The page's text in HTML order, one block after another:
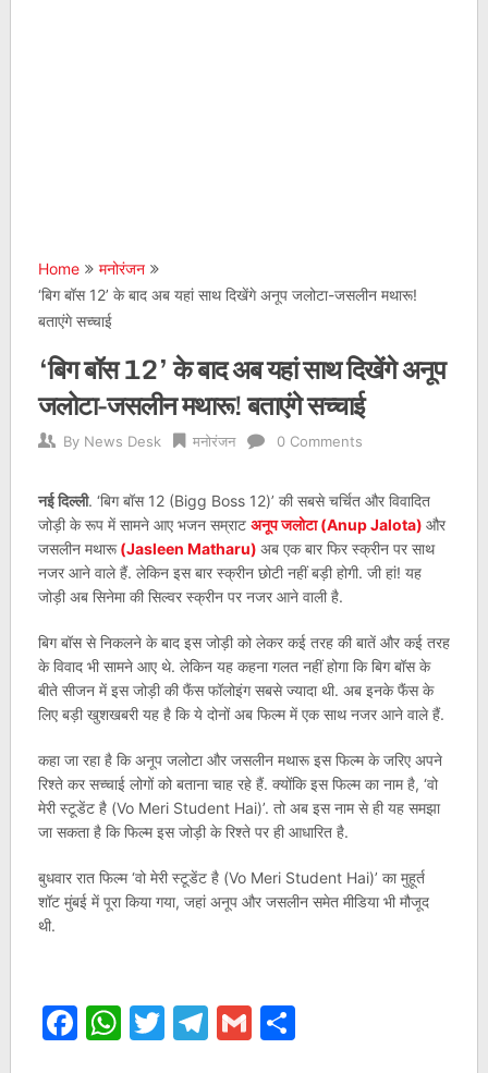
Home
मनोरंजन
‘बिग बॉस 12’ के बाद अब यहां साथ दिखेंगे अनूप जलोटा-जसलीन मथारू!
बताएंगे सच्चाई
‘बिग बॉस 12’ के बाद अब यहां साथ दिखेंगे अनूप
जलोटा-जसलीन मथारू! बताएंगे सच्चाई
By News Desk मनोरंजन 0 Comments
नई दिल्ली. ‘बिग बॉस 12 (Bigg Boss 12)’ की सबसे चर्चित और विवादित
जोड़ी के रूप में सामने आए भजन सम्राट अनूप जलोटा (Anup Jalota) और
जसलीन मथारू(Jasleen Matharu) अब एक बार फिर स्क्रीन पर साथ
नजर आने वाले हैं. लेकिन इस बार स्क्रीन छोटी नहीं बड़ी होगी. जी हां! यह
जोड़ी अब सिनेमा की सिल्वर स्क्रीन पर नजर आने वाली है.
बिग बॉस से निकलने के बाद इस जोड़ी को लेकर कई तरह की बातें और कई तरह
के विवाद भी सामने आए थे. लेकिन यह कहना गलत नहीं होगा कि बिग बॉस के
बीते सीजन में इस जोड़ी की फैंस फॉलोइंग सबसे ज्यादा थी. अब इनके फैंस के
लिए बड़ी खुशखबरी यह है कि ये दोनों अब फिल्म में एक साथ नजर आने वाले हैं.
कहा जा रहा है कि अनूप जलोटा और जसलीन मथारू इस फिल्म के जरिए अपने
रिश्ते कर सच्चाई लोगों को बताना चाह रहे हैं. क्योंकि इस फिल्म का नाम है, ‘वो
मेरी स्टूडेंट है (Vo Meri Student Hai)’. तो अब इस नाम से ही यह समझा
जा सकता है कि फिल्म इस जोड़ी के रिश्ते पर ही आधारित है.
बुधवार रात फिल्म ‘वो मेरी स्टूडेंट है (Vo Meri Student Hai)’ का मुहूर्त
शॉट मुंबई में पूरा किया गया, जहां अनूप और जसलीन समेत मीडिया भी मौजूद
थी.
Facebook
WhatsApp
Twitter
Telegram
GmailShare